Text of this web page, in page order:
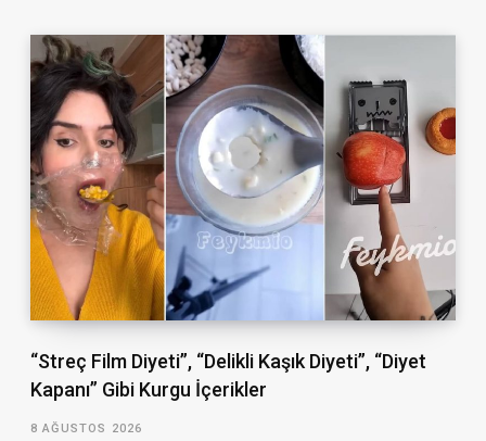
“Streç Film Diyeti”, “Delikli Kaşık Diyeti”, “Diyet
Kapanı” Gibi Kurgu İçerikler
8 AĞUSTOS 2026